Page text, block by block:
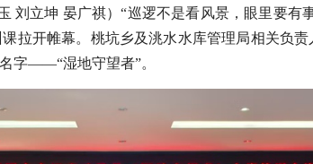
刘立坤 晏广祺）“巡逻不是看风景，眼里要有
拉开帷幕。桃坑乡及洮水水库管理局相关负
字——“湿地守望者”。